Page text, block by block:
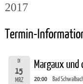
2017
Termin-
DI
15
MRZ
Margaux und
20:00 Bad